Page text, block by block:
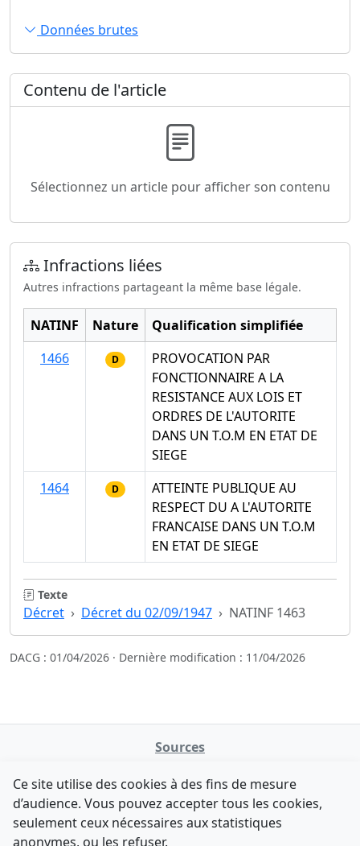
Données brutes
Contenu de l'article
Sélectionnez un article pour afficher son contenu
Infractions liées
Autres infractions partageant la même base légale.
NATINF Nature
Qualification simplifiée
1466
D
PROVOCATION PAR
FONCTIONNAIRE A LA
RESISTANCE AUX LOIS ET
ORDRES DE L'AUTORITE
DANS UN T.O.M EN ETAT DE
SIEGE
1464
D
ATTEINTE PUBLIQUE AU
RESPECT DU A L'AUTORITE
FRANCAISE DANS UN T.O.M
EN ETAT DE SIEGE
Texte
Décret Décret du 02/09/1947 NATINF 1463
DACG : 01/04/2026 · Dernière modification : 11/04/2026
Sources
data.gouv.fr
Legifrance - API
Contact
Comment avez-vous découvert NATINFo ?
Ce site utilise des cookies à des fins de mesure
d’audience. Vous pouvez accepter tous les cookies,
seulement ceux nécessaires aux statistiques
anonymes, ou les refuser.